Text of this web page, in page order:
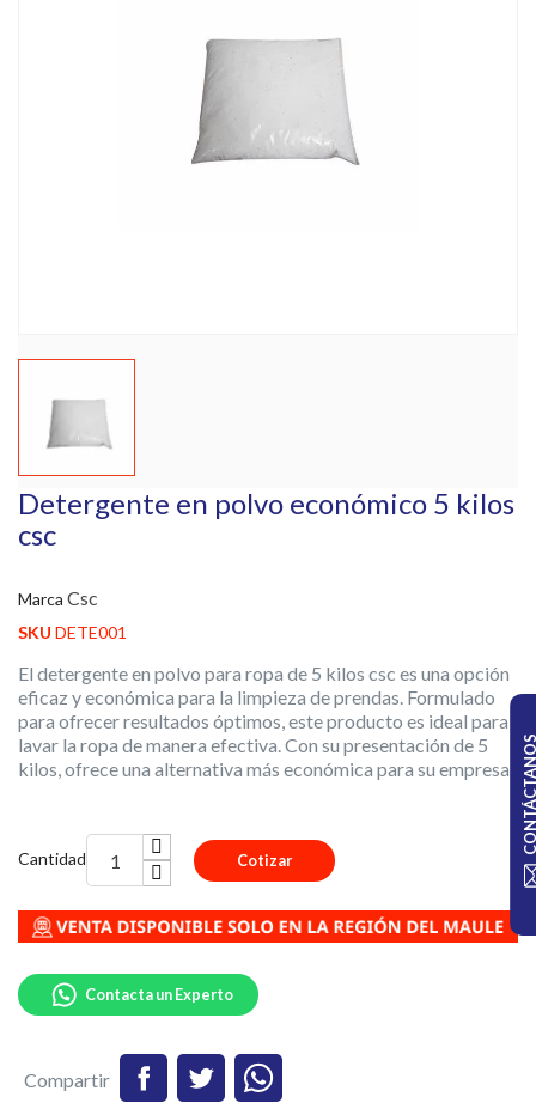
Detergente en polvo económico 5 kilos
csc
Marca Csc
SKU DETE001
El detergente en polvo para ropa de 5 kilos csc es una opción
eficaz y económica para la limpieza de prendas. Formulado
para ofrecer resultados óptimos, este producto es ideal para
lavar la ropa de manera efectiva. Con su presentación de 5
kilos, ofrece una alternativa más económica para su empresa.
Cantidad Cotizar
Compartir
Contacta un Experto